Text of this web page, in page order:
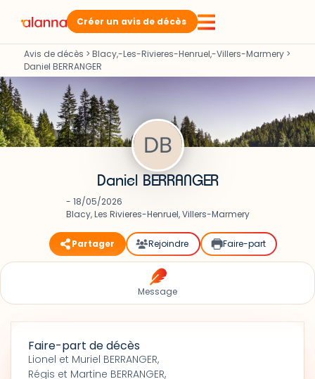
Créer un avis de décès
Avis de décès > Blacy,-Les-Rivieres-Henruel,-Villers-Marmery >
Daniel BERRANGER
Daniel BERRANGER
- 18/05/2026
Blacy, Les Rivieres-Henruel, Villers-Marmery
Partager Rejoindre Faire-part
Message
Faire-part de décès
Lionel et Muriel BERRANGER,
Régis et Martine BERRANGER,